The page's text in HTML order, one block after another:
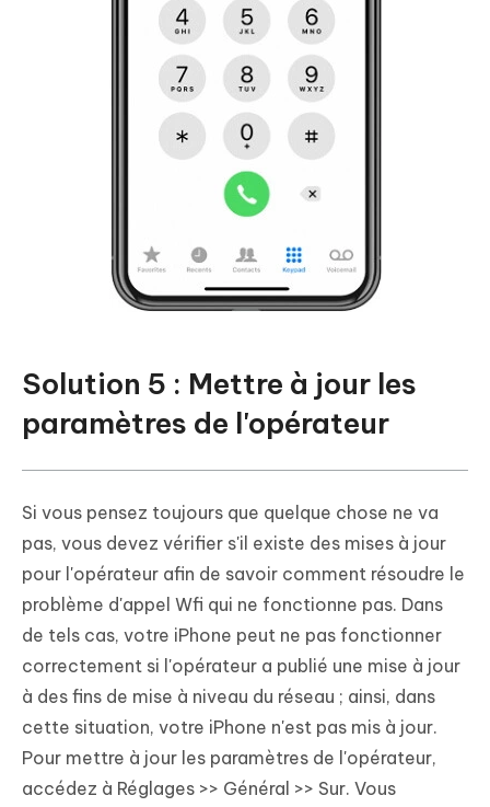
Solution 5 : Mettre à jour les
paramètres de l'opérateur
Si vous pensez toujours que quelque chose ne va
pas, vous devez vérifier s'il existe des mises à jour
pour l'opérateur afin de savoir comment résoudre le
problème d'appel Wfi qui ne fonctionne pas. Dans
de tels cas, votre iPhone peut ne pas fonctionner
correctement si l'opérateur a publié une mise à jour
à des fins de mise à niveau du réseau ; ainsi, dans
cette situation, votre iPhone n'est pas mis à jour.
Pour mettre à jour les paramètres de l'opérateur,
accédez à Réglages >> Général >> Sur. Vous